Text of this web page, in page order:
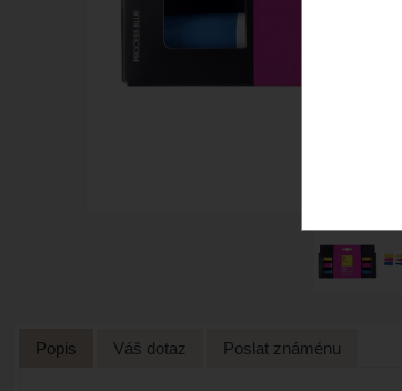
Popis Váš dotaz Poslat známénu